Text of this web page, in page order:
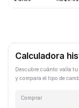
Calculadora
Descubre cuánto valía
y compara el tipo de
Comprar